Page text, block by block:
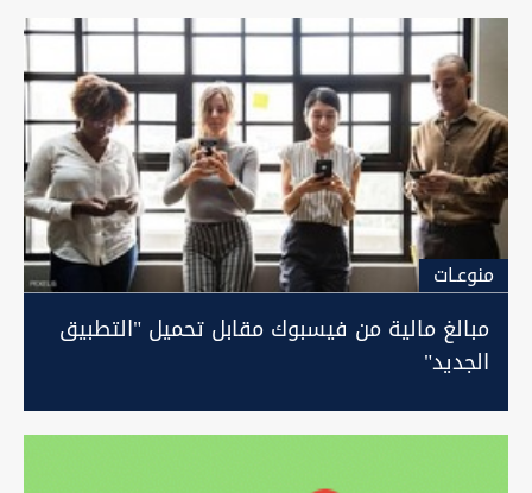
منوعـات
مبالغ مالية من فيسبوك مقابل تحميل "التطبيق
الجديد"